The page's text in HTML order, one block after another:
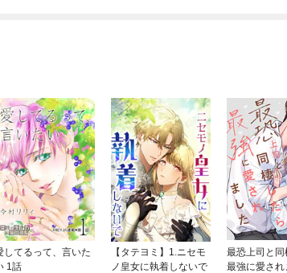
してるって、言いた
1話
【タテヨミ】1.ニセモ
ノ皇女に執着しないで
最恐上司と同
最強に愛され